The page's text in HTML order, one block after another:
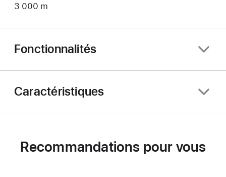
3 000 m
Fonctionnalités
Caractéristiques
Recommandations pour vous